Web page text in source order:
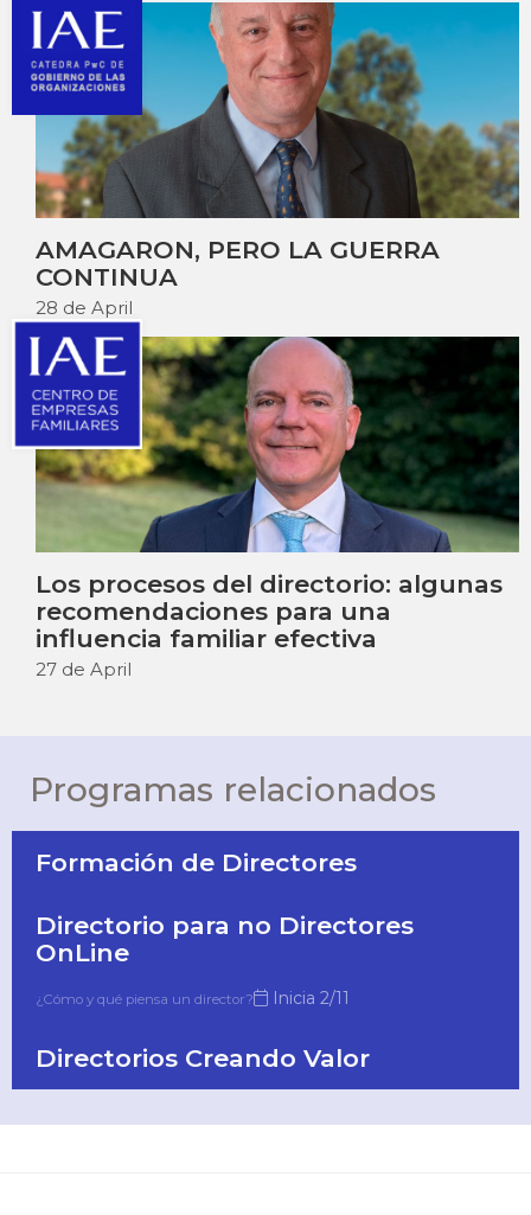
AMAGARON, PERO LA GUERRA
CONTINUA
28 de April
Los procesos del directorio: algunas
recomendaciones para una
influencia familiar efectiva
27 de April
Programas relacionados
Formación de Directores
Directorio para no Directores
OnLine
¿Cómo y qué piensa un director? Inicia 2/11
Directorios Creando Valor